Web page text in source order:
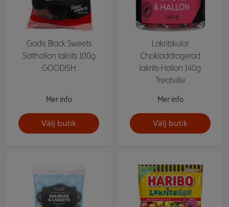
Godis Black Sweets
Salthallon lakrits 100g
GOODISH
Mer info
Välj butik
Lakritskulor
Chokladdragerad
lakrits-Hallon 140g
Treatville
Mer info
Välj butik